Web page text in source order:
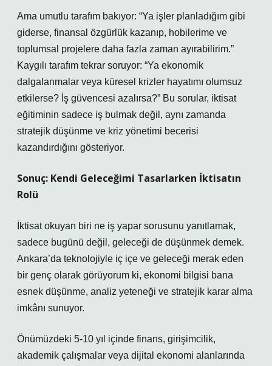
Ama umutlu tarafım bakıyor: “Ya işler planladığım gibi
giderse, finansal özgürlük kazanıp, hobilerime ve
toplumsal projelere daha fazla zaman ayırabilirim.”
Kaygılı tarafım tekrar soruyor: “Ya ekonomik
dalgalanmalar veya küresel krizler hayatımı olumsuz
etkilerse? İş güvencesi azalırsa?” Bu sorular, iktisat
eğitiminin sadece iş bulmak değil, aynı zamanda
stratejik düşünme ve kriz yönetimi becerisi
kazandırdığını gösteriyor.
Sonuç: Kendi Geleceğimi Tasarlarken İktisatın
Rolü
İktisat okuyan biri ne iş yapar sorusunu yanıtlamak,
sadece bugünü değil, geleceği de düşünmek demek.
Ankara’da teknolojiyle iç içe ve geleceği merak eden
bir genç olarak görüyorum ki, ekonomi bilgisi bana
esnek düşünme, analiz yeteneği ve stratejik karar alma
imkânı sunuyor.
Önümüzdeki 5-10 yıl içinde finans, girişimcilik,
akademik çalışmalar veya dijital ekonomi alanlarında